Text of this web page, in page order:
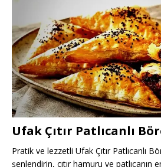
Ufak Çıtır Patlıcanlı
Pratik ve lezzetli Ufak Çıtır Patlıcanlı
şenlendirin, çıtır hamuru ve patlıcanın